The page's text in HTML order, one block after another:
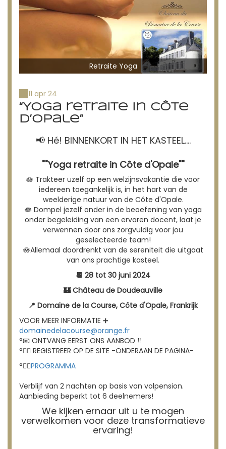
Retraite Yoga
11 apr 24
“Yoga retraite in Côte
d’Opale”
📢 Hé! BINNENKORT IN HET KASTEEL....
""Yoga retraite in Côte d'Opale""
🪷 Trakteer uzelf op een welzijnsvakantie die voor
iedereen toegankelijk is, in het hart van de
weelderige natuur van de Côte d'Opale.
🪷 Dompel jezelf onder in de beoefening van yoga
onder begeleiding van een ervaren docent, laat je
verwennen door ons zorgvuldig voor jou
geselecteerde team!
🪷Allemaal doordrenkt van de sereniteit die uitgaat
van ons prachtige kasteel.
📆 28 tot 30 juni 2024
🏰 Château de Doudeauville
📍 Domaine de la Course, Côte d'Opale, Frankrijk
VOOR MEER INFORMATIE ➕
domainedelacourse@orange.fr
°📧 ONTVANG EERST ONS AANBOD ‼️
°👉🏻 REGISTREER OP DE SITE -ONDERAAN DE PAGINA-
°👉🏻PROGRAMMA
Verblijf van 2 nachten op basis van volpension.
Aanbieding beperkt tot 6 deelnemers!
We kijken ernaar uit u te mogen
verwelkomen voor deze transformatieve
ervaring!